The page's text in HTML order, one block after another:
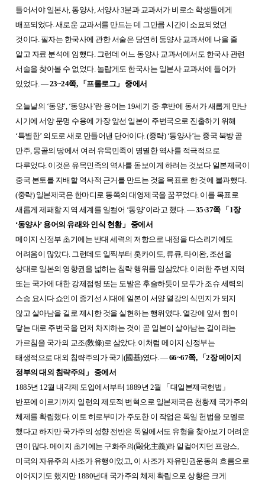
들어서야 일본사, 동양사, 서양사 3분과 교과서가 비로소 학생들에게
배포되었다. 새로운 교과서를 만드는 데 그만큼 시간이 소요되었던
것이다. 필자는 한국사에 관한 서술은 당연히 동양사 교과서에 나올 줄
알고 자료 분석에 임했다. 그런데 어느 동양사 교과서에서도 한국사 관련
서술을 찾아볼 수 없었다. 놀랍게도 한국사는 일본사 교과서에 들어가
있었다. ―23~24쪽, 「 프롤로그」 중에서
오늘날의 ‘동양’, ‘동양사’란 용어는 19세기 중·후반에 동서가 새롭게 만난
시기에 서양 문명 수용에 가장 앞선 일본이 주변국으로 진출하기 위해
‘특별한’ 의도로 새로 만들어낸 단어이다. (중략) ‘동양사’는 중국 북방 곧
만주, 몽골의 땅에서 여러 유목민족이 명멸한 역사를 적극적으로
다루었다. 이것은 유목민족의 역사를 돋보이게 하려는 것보다 일본제국이
중국 본토를 지배할 역사적 근거를 만드는 것을 목표로 한 것에 불과했다.
(중략) 일본제국은 한마디로 동쪽의 대영제국을 꿈꾸었다. 이를 목표로
새롭게 제패할 지역 세계를 일컬어 ‘동양’이라고 했다. ―35·37쪽 「 1장
‘동양사’ 용어의 유래와 인식 현황」
중에서
메이지 신정부 초기에는 반대 세력의 저항으로 내정을 다스리기에도
어려움이 많았다. 그런데도 일찍부터 홋카이도, 류큐, 타이완, 조선을
상대로 일본의 영향권을 넓히는 침략 행위를 일삼았다. 이러한 주변 지역
또는 국가에 대한 강제점령 또는 도발은 후술하듯이 모두가 조슈 세력의
스승 요시다 쇼인이 증기선 시대에 일본이 서양 열강의 식민지가 되지
않고 살아남을 길로 제시한 것을 실현하는 행위였다. 열강에 앞서 힘이
닿는 대로 주변국을 먼저 차지하는 것이 곧 일본이 살아남는 길이라는
가르침을 국가의 교조(敎條)로 삼았다. 이처럼 메이지 신정부는
태생적으로 대외 침략주의가 국기(國基)였다. ―66~67쪽, 「2장 메이지
정부의 대외 침략주의 」
중에서
1885년 12월 내각제 도입에서부터 1889년 2월
「 대일본제국헌법 」
반포에 이르기까지 일련의 제도적 변혁으로 일본제국은 천황제 국가주의
체제를 확립했다. 이토 히로부미가 주도한 이 작업은 독일 헌법을 모델로
했다고 하지만 국가주의 성향 전반은 독일에서도 유형을 찾아보기 어려운
면이 많다. 메이지 초기에는 구화주의(毆化主義)라 일컬어지던 프랑스,
미국의 자유주의 사조가 유행이었고, 이 사조가 자유민권운동의 흐름으로
이어지기도 했지만 1880년대 국가주의 체제 확립으로 상황은 크게